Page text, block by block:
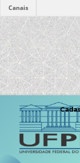
Canais